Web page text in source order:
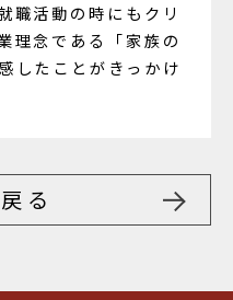
職活動の時にもクリ
理念である「家族の
したことがきっかけ
る